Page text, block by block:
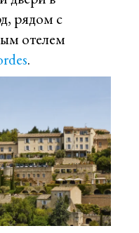
рядом с
отелем
.